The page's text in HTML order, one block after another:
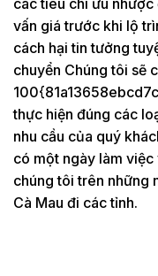
các tiêu chí ưu
vấn giá trước khi lộ
cách hại tin tưởng
chuyển Chúng tôi sẽ
thực hiện đúng các
nhu cầu của quý
có một ngày làm
chúng tôi trên những
Cà Mau đi các tỉnh.